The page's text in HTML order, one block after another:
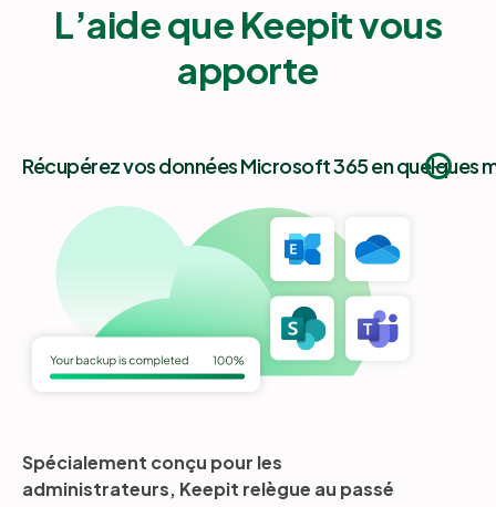
L’aide que Keepit vous
apporte
Récupérez vos données Microsoft 365 en quelques
Spécialement conçu pour les
administrateurs, Keepit relègue au passé